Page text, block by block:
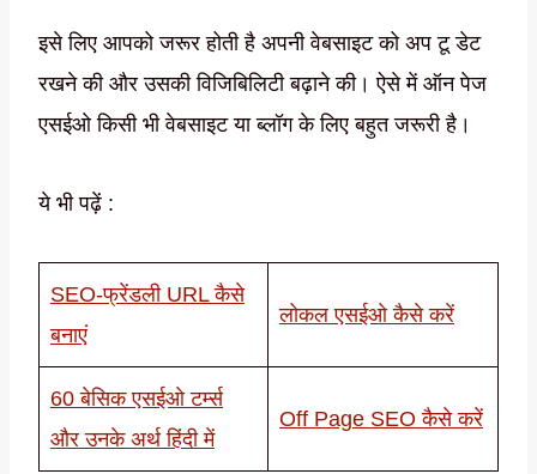
इसे लिए आपको जरूर होती है अपनी वेबसाइट को अप टू डेट
रखने की और उसकी विजिबिलिटी बढ़ाने की। ऐसे में ऑन पेज
एसईओ किसी भी वेबसाइट या ब्लॉग के लिए बहुत जरूरी है।
ये भी पढ़ें :
SEO-फ्रेंडली URL कैसे
बनाएं
लोकल एसईओ कैसे करें
60 बेसिक एसईओ टर्म्स
और उनके अर्थ हिंदी में
Off Page SEO कैसे करें